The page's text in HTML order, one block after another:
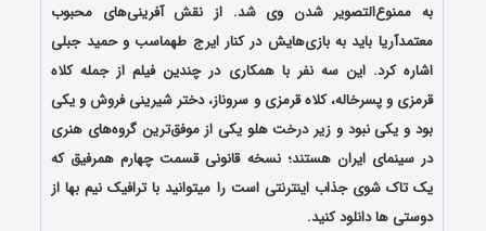
به ممنوع‌التصویر شدن وی شد. از نقش آفرینی‌های محبوب
معتمدآریا باید به بازی‌هایش در کنار ایرج طهماسب و حمید جبلی
اشاره کرد. این سه نفر با همکاری در چندین فیلم از جمله کلاه
قرمزی و پسرخاله، کلاه قرمزی و سروناز، دختر شیرینی فروش و یکی
بود و یکی نبود و زیر درخت هلو یکی از موفق‌ترین گروه‌های هنری
در سینمای ایران هستند؛ نسخه قانونی قسمت چهارم همرفیق که
یک تاک شوی جذاب اینترنتی است را میتوانید با ترافیک نیم بها از
دوستی ها دانلود کنید.